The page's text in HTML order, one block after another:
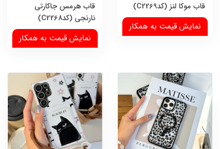
قاب موکا لنز (کدC2269)
نمایش قیمت به همکار
قاب هرمس جاکارتی
نارنجی (کدC2268)
نمایش قیمت به همکار